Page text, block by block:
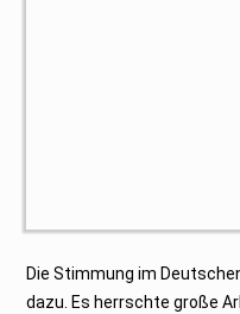
Die Stimmung im
dazu. Es herrschte große